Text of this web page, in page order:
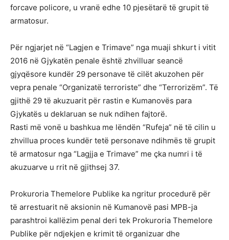
forcave policore, u vranë edhe 10 pjesëtarë të grupit të
armatosur.
Për ngjarjet në “Lagjen e Trimave” nga muaji shkurt i vitit
2016 në Gjykatën penale është zhvilluar seancë
gjyqësore kundër 29 personave të cilët akuzohen për
vepra penale “Organizatë terroriste” dhe “Terrorizëm”. Të
gjithë 29 të akuzuarit për rastin e Kumanovës para
Gjykatës u deklaruan se nuk ndihen fajtorë.
Rasti më vonë u bashkua me lëndën “Rufeja” në të cilin u
zhvillua proces kundër tetë personave ndihmës të grupit
të armatosur nga “Lagjja e Trimave” me çka numri i të
akuzuarve u rrit në gjithsej 37.
Prokuroria Themelore Publike ka ngritur procedurë për
të arrestuarit në aksionin në Kumanovë pasi MPB-ja
parashtroi kallëzim penal deri tek Prokuroria Themelore
Publike për ndjekjen e krimit të organizuar dhe